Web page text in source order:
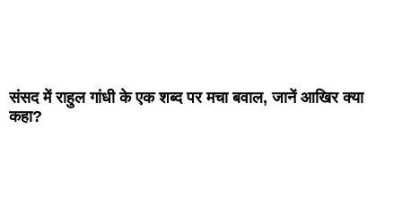
संसद में राहुल गांधी के एक शब्द पर मचा बवाल, जानें आखिर क्या
कहा?